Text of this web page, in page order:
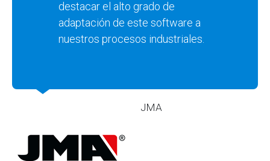
destacar el alto grado de
adaptación de este software a
nuestros procesos industriales.
JMA